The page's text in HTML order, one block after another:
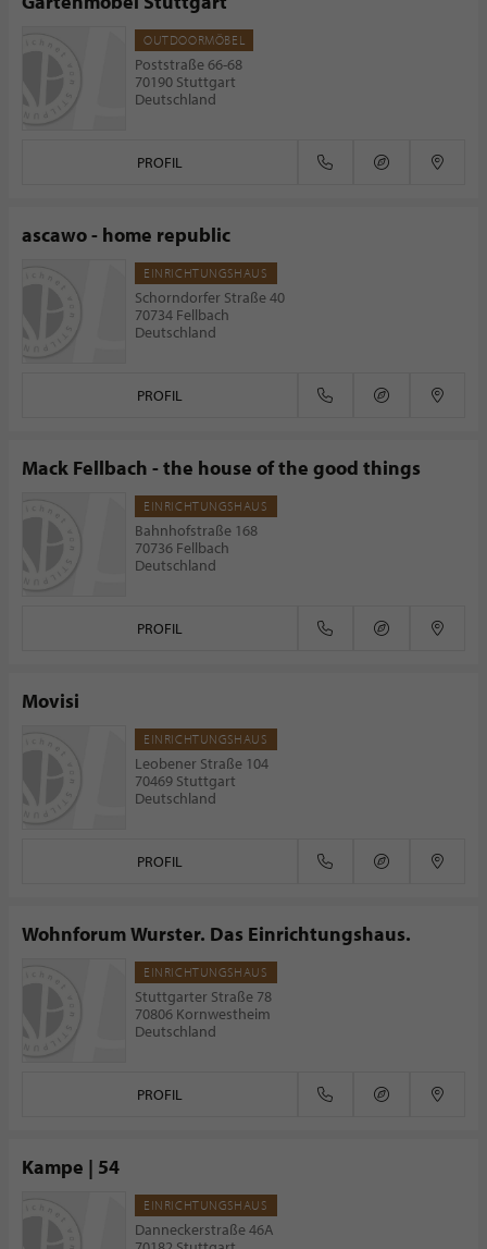
OUTDOORMÖBEL
Poststraße 66-68
70190 Stuttgart
Deutschland
PROFIL
ascawo - home republic
EINRICHTUNGSHAUS
Schorndorfer Straße 40
70734 Fellbach
Deutschland
PROFIL
Mack Fellbach - the house of the good things
EINRICHTUNGSHAUS
Bahnhofstraße 168
70736 Fellbach
Deutschland
PROFIL
Movisi
EINRICHTUNGSHAUS
Leobener Straße 104
70469 Stuttgart
Deutschland
PROFIL
Wohnforum Wurster. Das Einrichtungshaus.
EINRICHTUNGSHAUS
Stuttgarter Straße 78
70806 Kornwestheim
Deutschland
PROFIL
Kampe | 54
EINRICHTUNGSHAUS
Danneckerstraße 46A